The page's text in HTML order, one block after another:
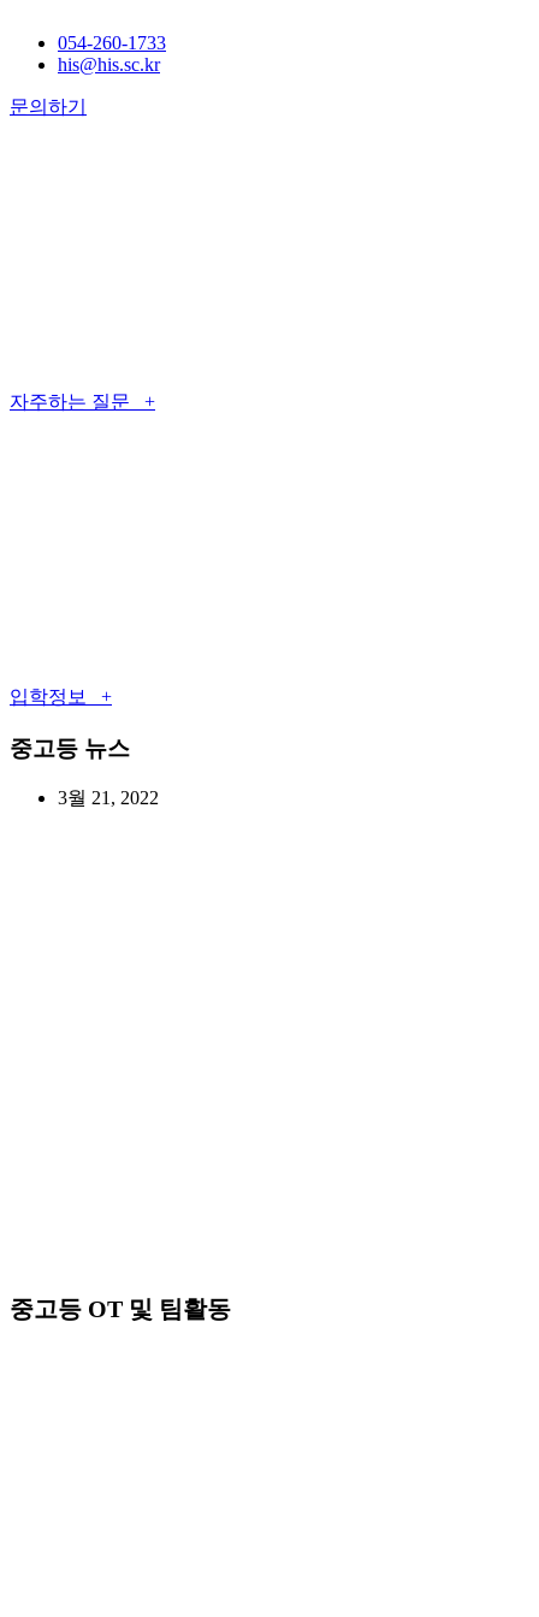
054-260-1733
his@his.sc.kr
문의하기
자주하는 질문 +
입학정보 +
중고등 뉴스
3월 21, 2022
중고등 OT 및 팀활동